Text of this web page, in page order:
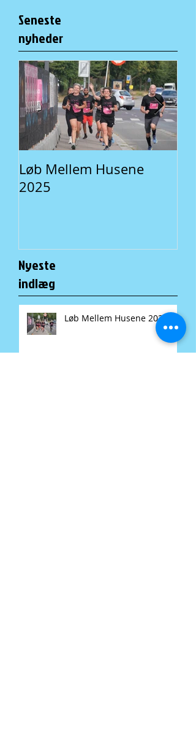
Seneste
nyheder
Løb Mellem Husene
2025
Nyeste
indlæg
Løb Mellem Husene 2025